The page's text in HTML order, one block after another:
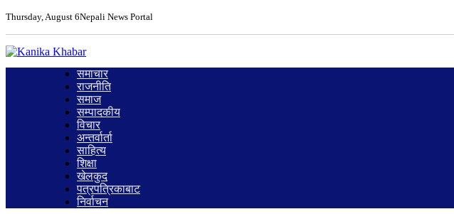
Thursday, August 6Nepali News Portal
समाचार
राजनीति
समाज
सम्पादकीय
विचार
अन्तर्वार्ता
साहित्य
शिक्षा
खेलकुद
पत्रपत्रिकाबाट
निर्वाचन